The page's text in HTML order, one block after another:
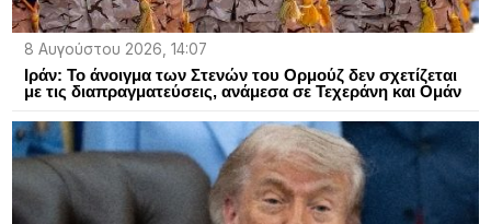
8 Αυγούστου 2026, 14:07
Ιράν: Το άνοιγμα των Στενών του Ορμούζ δεν σχετίζεται
με τις διαπραγματεύσεις, ανάμεσα σε Τεχεράνη και Ομάν